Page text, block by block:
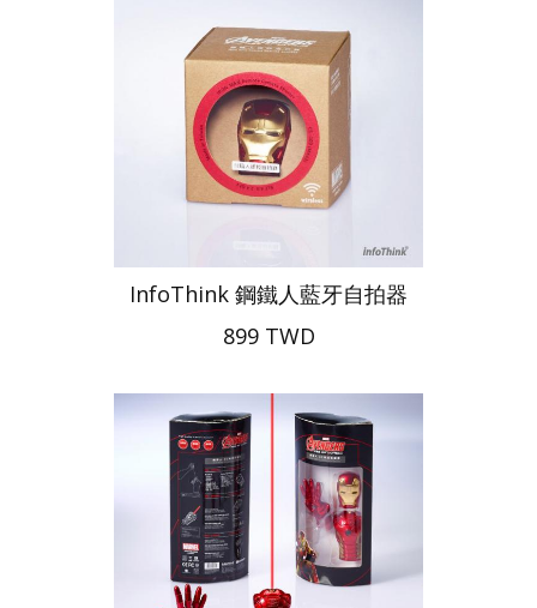
InfoThink 鋼鐵人藍牙自拍器
899 TWD